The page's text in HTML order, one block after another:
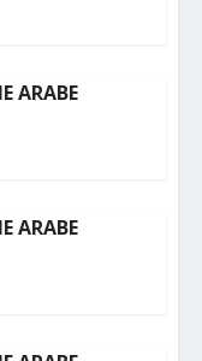
ARABE
ARABE